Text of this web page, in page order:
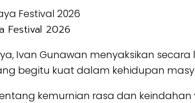
Festival 2026
Ivan Gunawan menyaksikan
begitu kuat dalam kehidupan
kemurnian rasa dan